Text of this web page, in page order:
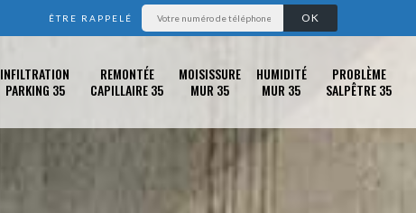
ÊTRE RAPPELÉ
INFILTRATION
PARKING 35
REMONTÉE
CAPILLAIRE 35
MOISISSURE
MUR 35
HUMIDITÉ
MUR 35
PROBLÈME
SALPÊTRE 35